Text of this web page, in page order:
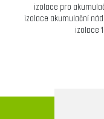
izolace pro
izolace akumulační
izolace